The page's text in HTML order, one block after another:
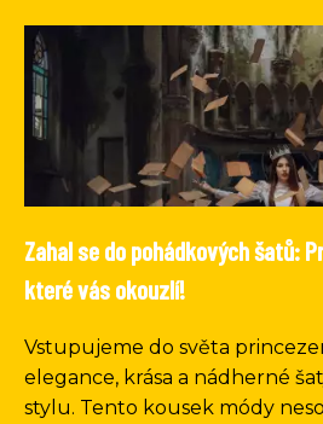
Zahal se do pohádkových šatů:
které vás okouzlí!
Vstupujeme do světa
elegance, krása a nádherné
stylu. Tento kousek módy